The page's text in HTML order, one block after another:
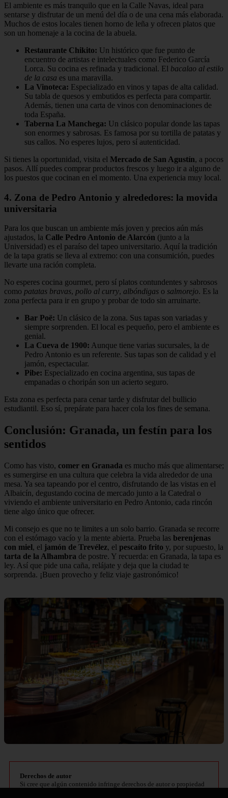
El ambiente es más tranquilo que en la Calle Navas, ideal para
sentarse y disfrutar de un menú del día o de una cena más elaborada.
Muchos de estos locales tienen horno de leña y ofrecen platos que
son un homenaje a la cocina de la abuela.
Restaurante Chikito: Un histórico que fue punto de
encuentro de artistas e intelectuales como Federico García
Lorca. Su cocina es refinada y tradicional. El bacalao al estilo
de la casa es una maravilla.
La Vinoteca: Especializado en vinos y tapas de alta calidad.
Su tabla de quesos y embutidos es perfecta para compartir.
Además, tienen una carta de vinos con denominaciones de
toda España.
Taberna La Manchega: Un clásico popular donde las tapas
son enormes y sabrosas. Es famosa por su tortilla de patatas y
sus callos. No esperes lujos, pero sí autenticidad.
Si tienes la oportunidad, visita el Mercado de San Agustín, a pocos
pasos. Allí puedes comprar productos frescos y luego ir a alguno de
los puestos que cocinan en el momento. Una experiencia muy local.
4. Zona de Pedro Antonio y alrededores: la movida
universitaria
Para los que buscan un ambiente más joven y precios aún más
ajustados, la Calle Pedro Antonio de Alarcón (junto a la
Universidad) es el paraíso del tapeo universitario. Aquí la tradición
de la tapa gratis se lleva al extremo: con una consumición, puedes
llevarte una ración completa.
No esperes cocina gourmet, pero sí platos contundentes y sabrosos
como patatas bravas, pollo al curry, albóndigas o salmorejo. Es la
zona perfecta para ir en grupo y probar de todo sin arruinarte.
Bar Poë: Un clásico de la zona. Sus tapas son variadas y
siempre sorprenden. El local es pequeño, pero el ambiente es
genial.
La Cueva de 1900: Aunque tiene varias sucursales, la de
Pedro Antonio es un referente. Sus tapas son de calidad y el
jamón, espectacular.
Pibe: Especializado en cocina argentina, sus tapas de
empanadas o choripán son un acierto seguro.
Esta zona es perfecta para cenar tarde y disfrutar del bullicio
estudiantil. Eso sí, prepárate para hacer cola los fines de semana.
Conclusión: Granada, un festín para los
sentidos
Como has visto, comer en Granada es mucho más que alimentarse;
es sumergirse en una cultura que celebra la vida alrededor de una
mesa. Ya sea tapeando por el centro, disfrutando de las vistas en el
Albaicín, degustando cocina de mercado junto a la Catedral o
viviendo el ambiente universitario en Pedro Antonio, cada rincón
tiene algo único que ofrecer.
Mi consejo es que no te limites a un solo barrio. Granada se recorre
con el estómago vacío y la mente abierta. Prueba las berenjenas
con miel, el jamón de Trevélez, el pescaíto frito y, por supuesto, la
tarta de la Alhambra de postre. Y recuerda: en Granada, la tapa es
ley. Así que pide una caña, relájate y deja que la ciudad te
sorprenda. ¡Buen provecho y feliz viaje gastronómico!
Derechos de autor
Si cree que algún contenido infringe derechos de autor o propiedad